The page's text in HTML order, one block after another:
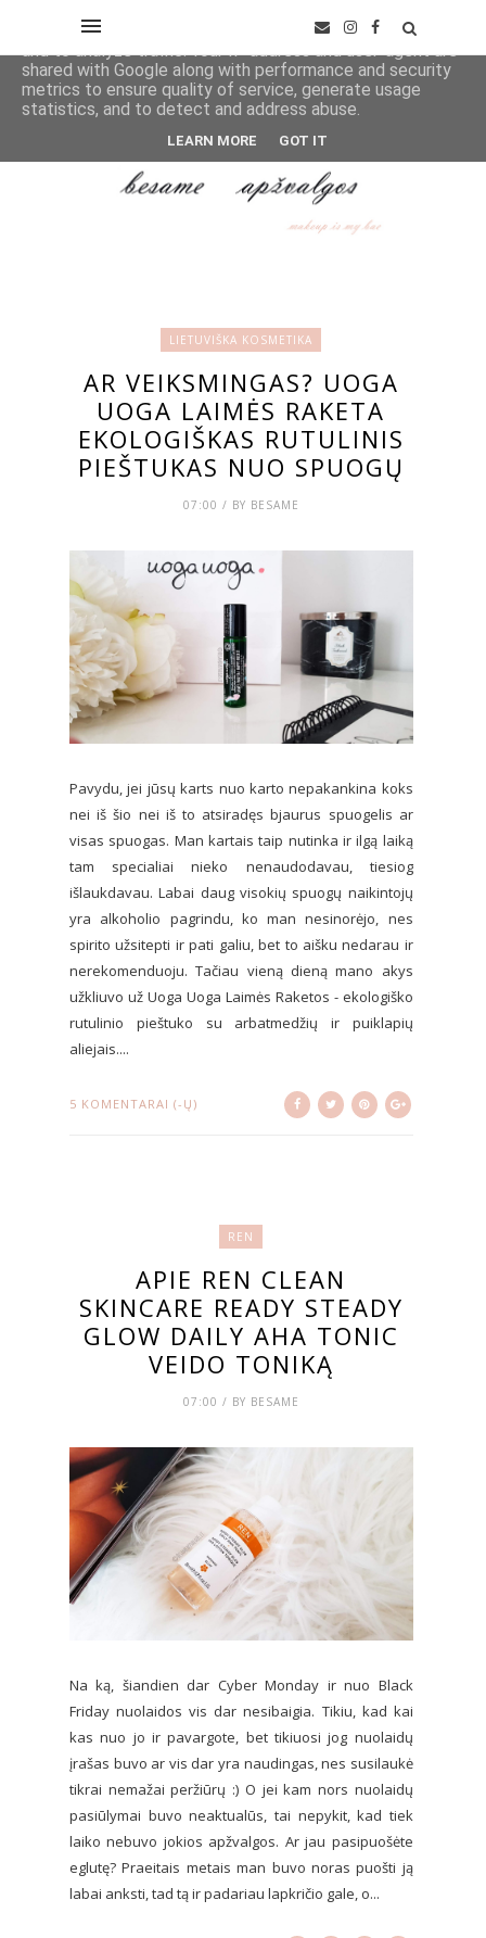
LIETUVIŠKA KOSMETIKA
AR VEIKSMINGAS? UOGA
UOGA LAIMĖS RAKETA
EKOLOGIŠKAS RUTULINIS
PIEŠTUKAS NUO SPUOGŲ
07:00 / BY BESAME
Pavydu, jei jūsų karts nuo karto nepakankina koks
nei iš šio nei iš to atsiradęs bjaurus spuogelis ar
visas spuogas. Man kartais taip nutinka ir ilgą laiką
tam specialiai nieko nenaudodavau, tiesiog
išlaukdavau. Labai daug visokių spuogų naikintojų
yra alkoholio pagrindu, ko man nesinorėjo, nes
spirito užsitepti ir pati galiu, bet to aišku nedarau ir
nerekomenduoju. Tačiau vieną dieną mano akys
užkliuvo už Uoga Uoga Laimės Raketos - ekologiško
rutulinio pieštuko su arbatmedžių ir puiklapių
aliejais....
5 KOMENTARAI (-Ų)
REN
APIE REN CLEAN
SKINCARE READY STEADY
GLOW DAILY AHA TONIC
VEIDO TONIKĄ
07:00 / BY BESAME
Na ką, šiandien dar Cyber Monday ir nuo Black
Friday nuolaidos vis dar nesibaigia. Tikiu, kad kai
kas nuo jo ir pavargote, bet tikiuosi jog nuolaidų
įrašas buvo ar vis dar yra naudingas, nes susilaukė
tikrai nemažai peržiūrų :) O jei kam nors nuolaidų
pasiūlymai buvo neaktualūs, tai nepykit, kad tiek
laiko nebuvo jokios apžvalgos. Ar jau pasipuošėte
eglutę? Praeitais metais man buvo noras puošti ją
labai anksti, tad tą ir padariau lapkričio gale, o...
This site uses cookies from Google to deliver its services
and to analyze traffic. Your IP address and user-agent are
shared with Google along with performance and security
metrics to ensure quality of service, generate usage
statistics, and to detect and address abuse.
LEARN MORE GOT IT